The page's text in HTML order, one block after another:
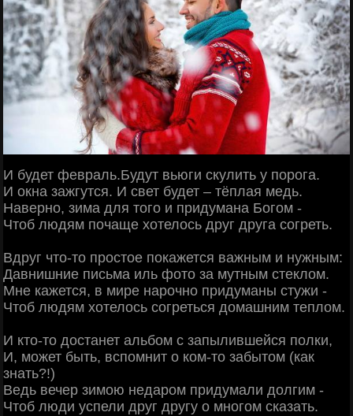
И будет февраль.Будут вьюги скулить у порога.
И окна зажгутся. И свет будет – тёплая медь.
Наверно, зима для того и придумана Богом -
Чтоб людям почаще хотелось друг друга согреть.
Вдруг что-то простое покажется важным и нужным:
Давнишние письма иль фото за мутным стеклом.
Мне кажется, в мире нарочно придуманы стужи -
Чтоб людям хотелось согреться домашним теплом.
И кто-то достанет альбом с запылившейся полки,
И, может быть, вспомнит о ком-то забытом (как
знать?!)
Ведь вечер зимою недаром придумали долгим -
Чтоб люди успели друг другу о многом сказать.